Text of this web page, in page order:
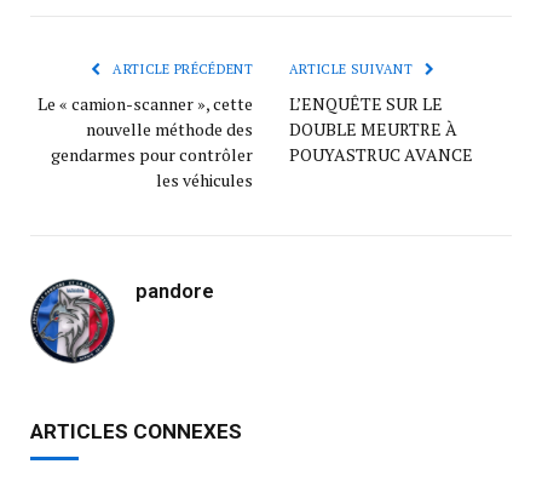
ARTICLE PRÉCÉDENT
Le « camion-scanner », cette
nouvelle méthode des
gendarmes pour contrôler
les véhicules
ARTICLE SUIVANT
L’ENQUÊTE SUR LE
DOUBLE MEURTRE À
POUYASTRUC AVANCE
pandore
ARTICLES CONNEXES